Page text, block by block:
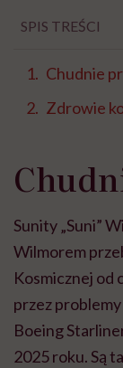
SPIS TREŚCI
Chudnie
Zdrowie
Sunity „Suni”
Wilmorem
Kosmicznej od
przez
Boeing
2025 roku. Są